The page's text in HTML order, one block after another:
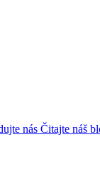
nás Čitajte náš